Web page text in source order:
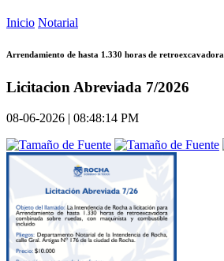
Inicio Notarial
Arrendamiento de hasta 1.330 horas de retroexcavadora
Licitacion Abreviada 7/2026
08-06-2026 | 08:48:14 PM